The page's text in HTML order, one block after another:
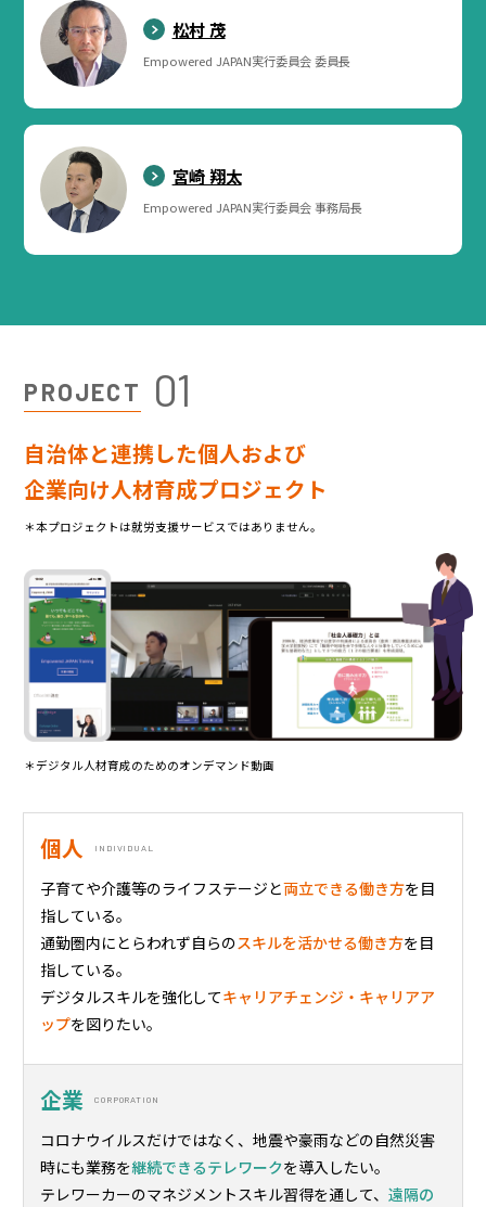
松村 茂
Empowered JAPAN実行委員会 委員長
宮崎 翔太
Empowered JAPAN実行委員会 事務局長
PROJECT 01
自治体と連携した個人および
企業向け人材育成プロジェクト
＊本プロジェクトは就労支援サービスではありません。
＊デジタル人材育成のためのオンデマンド動画
個人 INDIVIDUAL
子育てや介護等のライフステージと両立できる働き方を目
指している。
通勤圏内にとらわれず自らのスキルを活かせる働き方を目
指している。
デジタルスキルを強化してキャリアチェンジ・キャリアア
ップを図りたい。
企業 CORPORATION
コロナウイルスだけではなく、地震や豪雨などの自然災害
時にも業務を継続できるテレワークを導入したい。
テレワーカーのマネジメントスキル習得を通して、遠隔の